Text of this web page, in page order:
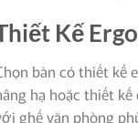
Kế
bàn có thiết kế
hạ hoặc thiết
ghế văn phòng